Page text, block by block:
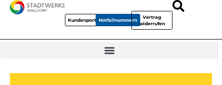
KundenportalNotfallnummern
Vertrag
widerrufen